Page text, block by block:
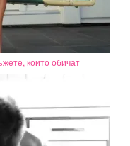
които обичат